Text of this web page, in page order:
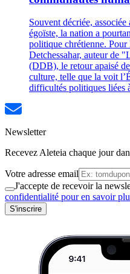
Souvent décriée,
égoïste, la nation a
politique chrétienne. Pour
Detchessahar, auteur de
(DDB), le retour apaisé
culture, telle que la voit
difficultés politiques liées
Newsletter
Recevez Aleteia chaque jour
Votre adresse email
J'accepte de recevoir la
confidentialité pour en savoir
S'inscrire